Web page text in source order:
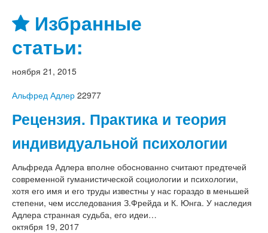
Избранные
статьи:
ноября 21, 2015
Альфред Адлер 22977
Рецензия. Практика и теория
индивидуальной психологии
Альфреда Адлера вполне обоснованно считают предтечей
современной гуманистической социологии и психологии,
хотя его имя и его труды известны у нас гораздо в меньшей
степени, чем исследования З.Фрейда и К. Юнга. У наследия
Адлера странная судьба, его идеи…
октября 19, 2017